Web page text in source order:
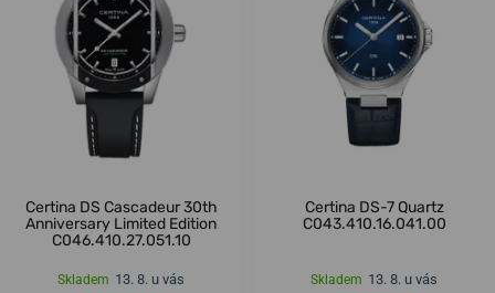
Certina DS Cascadeur 30th
Anniversary Limited Edition
C046.410.27.051.10
Skladem 13. 8. u vás
Certina DS-7 Quartz
C043.410.16.041.00
Skladem 13. 8. u vás